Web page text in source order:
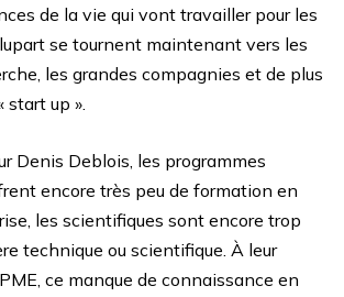
de la vie qui vont travailler pour les
se tournent maintenant vers les
les grandes compagnies et de plus
start up ».
Denis Deblois, les programmes
encore très peu de formation en
les scientifiques sont encore trop
technique ou scientifique. À leur
ce manque de connaissance en